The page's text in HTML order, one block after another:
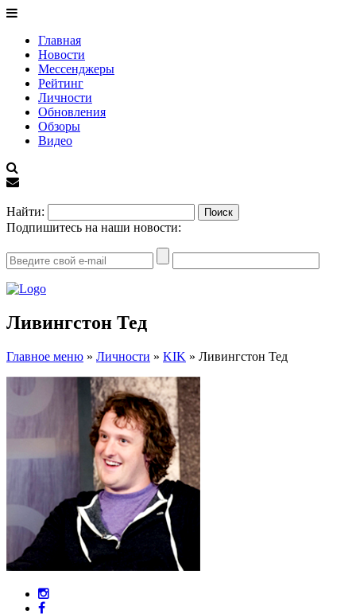
Главная
Новости
Мессенджеры
Рейтинг
Личности
Обновления
Обзоры
Видео
Найти:
Подпишитесь на наши новости:
Ливингстон Тед
Главное меню » Личности » KIK » Ливингстон Тед